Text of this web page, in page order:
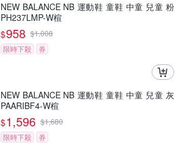
NEW BALANCE NB 運動鞋 童鞋 中童 兒童 粉
PH237LMP-W楦
$958 $1,008
限時下殺
券
NEW BALANCE NB 運動鞋 童鞋 中童 兒童 灰
PAARIBF4-W楦
$1,596 $1,680
限時下殺
券